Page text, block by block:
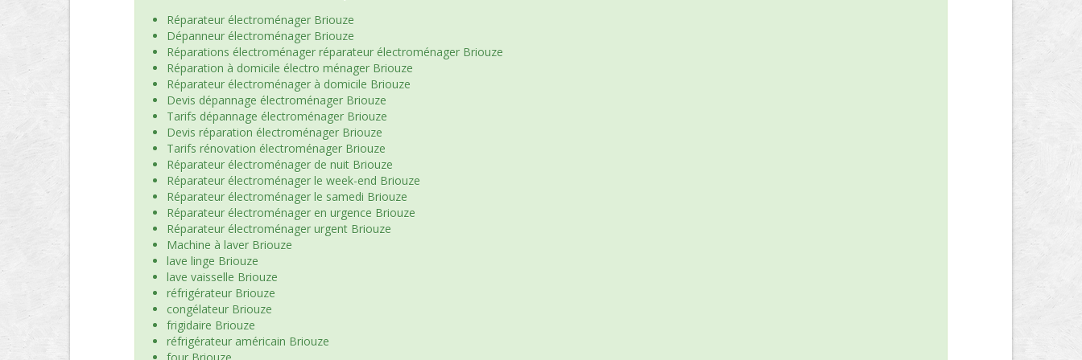
Réparateur électroménager Briouze
Dépanneur électroménager Briouze
Réparations électroménager réparateur électroménager Briouze
Réparation à domicile électro ménager Briouze
Réparateur électroménager à domicile Briouze
Devis dépannage électroménager Briouze
Tarifs dépannage électroménager Briouze
Devis réparation électroménager Briouze
Tarifs rénovation électroménager Briouze
Réparateur électroménager de nuit Briouze
Réparateur électroménager le week-end Briouze
Réparateur électroménager le samedi Briouze
Réparateur électroménager en urgence Briouze
Réparateur électroménager urgent Briouze
Machine à laver Briouze
lave linge Briouze
lave vaisselle Briouze
réfrigérateur Briouze
congélateur Briouze
frigidaire Briouze
réfrigérateur américain Briouze